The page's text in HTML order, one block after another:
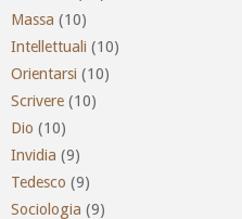
Massa (10)
Intellettuali (10)
Orientarsi (10)
Scrivere (10)
Dio (10)
Invidia (9)
Tedesco (9)
Sociologia (9)